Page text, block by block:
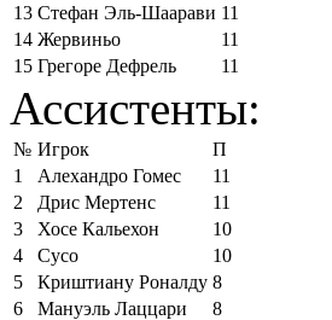
13 Стефан Эль-Шаарави 11
14 Жервиньо
11
15 Грегоре Дефрель 11
Ассистенты:
№ Игрок
П
1
Алехандро Гомес
11
2
Дрис Мертенс
11
3
Хосе Кальехон
10
4
Сусо
10
5
Криштиану Роналду 8
6
Мануэль Лаццари
8